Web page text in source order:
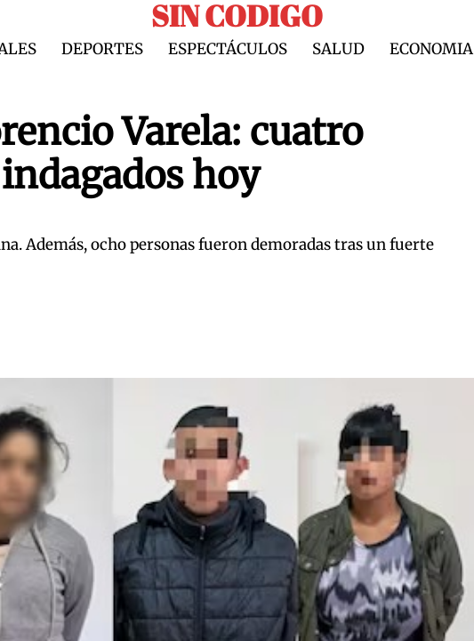
SIN CODIGO
DEPORTES ESPECTÁCULOS SALUD ECONOMIA
Varela: cuatro
hoy
Además, ocho personas fueron demoradas tras un fuerte